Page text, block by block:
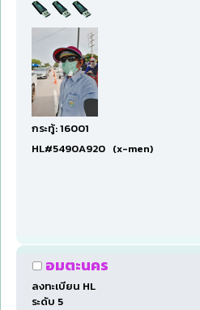
กระทู้: 16001
HL#5490A920 (x-men)
อมตะนคร
ลงทะเบียน HL
ระดับ 5